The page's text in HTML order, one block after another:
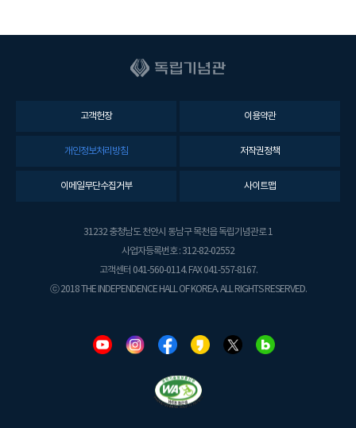
고객헌장 이용약관
개인정보처리방침 저작권정책
이메일무단수집거부 사이트맵
31232 충청남도 천안시 동남구 목천읍 독립기념관로 1
사업자등록번호 : 312-82-02552
고객센터 041-560-0114. FAX 041-557-8167.
ⓒ 2018 THE INDEPENDENCE HALL OF KOREA. ALL RIGHTS RESERVED.